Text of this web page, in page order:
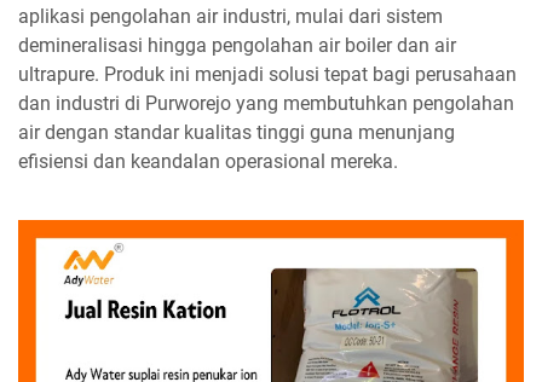
aplikasi pengolahan air industri, mulai dari sistem
demineralisasi hingga pengolahan air boiler dan air
ultrapure. Produk ini menjadi solusi tepat bagi perusahaan
dan industri di Purworejo yang membutuhkan pengolahan
air dengan standar kualitas tinggi guna menunjang
efisiensi dan keandalan operasional mereka.